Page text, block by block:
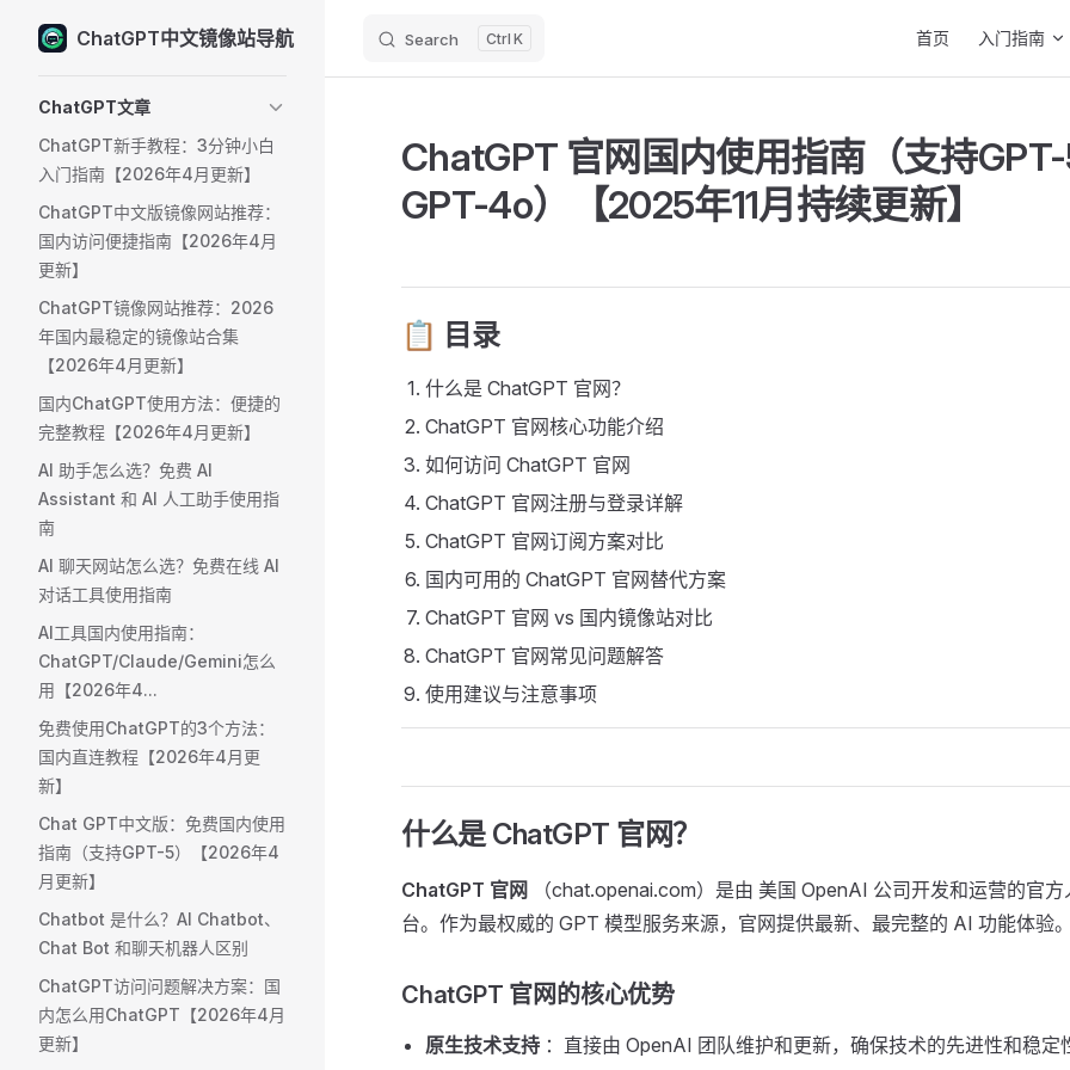
Skip to content
ChatGPT中文镜像站导航 Search K 首页 入门指南
ChatGPT文章
ChatGPT新手教程：3分钟小白
入门指南【2026年4月更新】
ChatGPT中文版镜像网站推荐：
国内访问便捷指南【2026年4月
更新】
ChatGPT镜像网站推荐：2026
年国内最稳定的镜像站合集
【2026年4月更新】
国内ChatGPT使用方法：便捷的
完整教程【2026年4月更新】
AI 助手怎么选？免费 AI
Assistant 和 AI 人工助手使用指
南
AI 聊天网站怎么选？免费在线 AI
对话工具使用指南
AI工具国内使用指南：
ChatGPT/Claude/Gemini怎么
用【2026年4...
免费使用ChatGPT的3个方法：
国内直连教程【2026年4月更
新】
Chat GPT中文版：免费国内使用
指南（支持GPT-5）【2026年4
月更新】
Chatbot 是什么？AI Chatbot、
Chat Bot 和聊天机器人区别
ChatGPT访问问题解决方案：国
内怎么用ChatGPT【2026年4月
更新】
ChatGPT 官网国内使用指南（支持GPT-
GPT-4o）【2025年11月持续更新】 ​
📋 目录 ​
什么是 ChatGPT 官网？
ChatGPT 官网核心功能介绍
如何访问 ChatGPT 官网
ChatGPT 官网注册与登录详解
ChatGPT 官网订阅方案对比
国内可用的 ChatGPT 官网替代方案
ChatGPT 官网 vs 国内镜像站对比
ChatGPT 官网常见问题解答
使用建议与注意事项
什么是 ChatGPT 官网？ ​
ChatGPT 官网 （chat.openai.com）是由 美国 OpenAI 公司开发和运营的官
台。作为最权威的 GPT 模型服务来源，官网提供最新、最完整的 AI 功能体验。
ChatGPT 官网的核心优势 ​
原生技术支持 ：直接由 OpenAI 团队维护和更新，确保技术的先进性和稳定